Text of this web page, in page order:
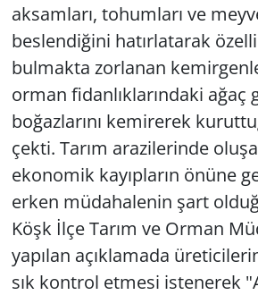
aksamları, tohumları ve
beslendiğini hatırlatarak
bulmakta zorlanan
orman fidanlıklarındaki ağaç
boğazlarını kemirerek
çekti. Tarım arazilerinde
ekonomik kayıpların önüne
erken müdahalenin şart
Köşk İlçe Tarım ve Orman
yapılan açıklamada
sık kontrol etmesi istenerek